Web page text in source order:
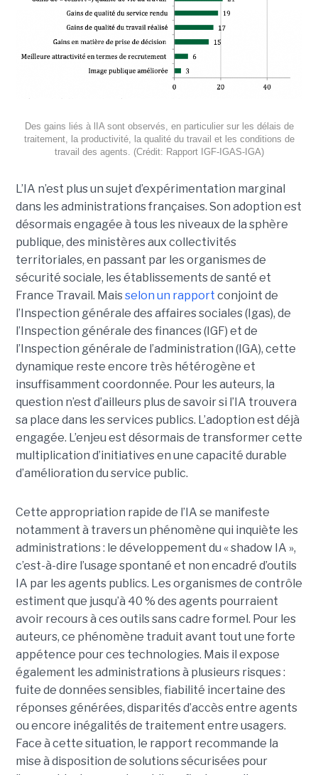
Des gains liés à lIA sont observés, en particulier sur les délais de
traitement, la productivité, la qualité du travail et les conditions de
travail des agents. (Crédit: Rapport IGF-IGAS-IGA)
L’IA n’est plus un sujet d’expérimentation marginal
dans les administrations françaises. Son adoption est
désormais engagée à tous les niveaux de la sphère
publique, des ministères aux collectivités
territoriales, en passant par les organismes de
sécurité sociale, les établissements de santé et
France Travail. Maisselon un rapport conjoint de
l’Inspection générale des affaires sociales (Igas), de
l’Inspection générale des finances (IGF) et de
l’Inspection générale de l’administration (IGA), cette
dynamique reste encore très hétérogène et
insuffisamment coordonnée. Pour les auteurs, la
question n’est d’ailleurs plus de savoir si l’IA trouvera
sa place dans les services publics. L’adoption est déjà
engagée. L’enjeu est désormais de transformer cette
multiplication d’initiatives en une capacité durable
d’amélioration du service public.
Cette appropriation rapide de l’IA se manifeste
notamment à travers un phénomène qui inquiète les
administrations : le développement du « shadow IA »,
c’est-à-dire l’usage spontané et non encadré d’outils
IA par les agents publics. Les organismes de contrôle
estiment que jusqu’à 40 % des agents pourraient
avoir recours à ces outils sans cadre formel. Pour les
auteurs, ce phénomène traduit avant tout une forte
appétence pour ces technologies. Mais il expose
également les administrations à plusieurs risques :
fuite de données sensibles, fiabilité incertaine des
réponses générées, disparités d’accès entre agents
ou encore inégalités de traitement entre usagers.
Face à cette situation, le rapport recommande la
mise à disposition de solutions sécurisées pour